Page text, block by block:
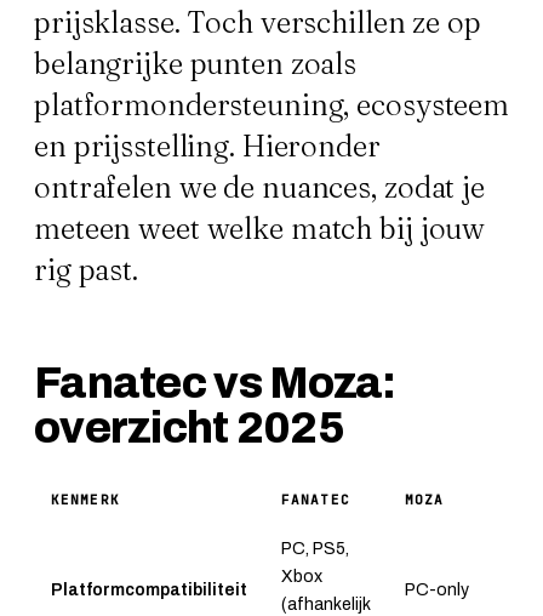
prijsklasse. Toch verschillen ze op
belangrijke punten zoals
platformondersteuning, ecosysteem
en prijsstelling. Hieronder
ontrafelen we de nuances, zodat je
meteen weet welke match bij jouw
rig past.
Fanatec vs Moza:
overzicht 2025
KENMERK FANATEC MOZA
Platformcompatibiliteit
PC, PS5,
Xbox
(afhankelijk
PC-only